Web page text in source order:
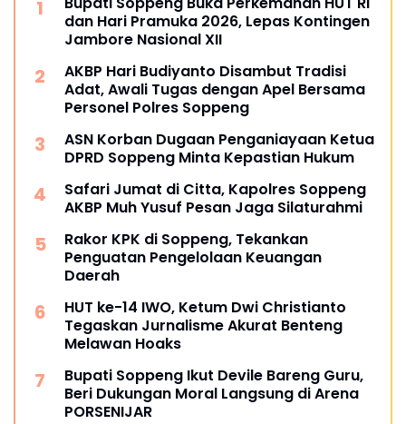
dan Hari Pramuka 2026, Lepas Kontingen
Jambore Nasional XII
AKBP Hari Budiyanto Disambut Tradisi
Adat, Awali Tugas dengan Apel Bersama
Personel Polres Soppeng
ASN Korban Dugaan Penganiayaan Ketua
DPRD Soppeng Minta Kepastian Hukum
Safari Jumat di Citta, Kapolres Soppeng
AKBP Muh Yusuf Pesan Jaga Silaturahmi
Rakor KPK di Soppeng, Tekankan
Penguatan Pengelolaan Keuangan
Daerah
HUT ke-14 IWO, Ketum Dwi Christianto
Tegaskan Jurnalisme Akurat Benteng
Melawan Hoaks
Bupati Soppeng Ikut Devile Bareng Guru,
Beri Dukungan Moral Langsung di Arena
PORSENIJAR